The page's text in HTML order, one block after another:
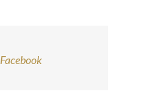
Facebook